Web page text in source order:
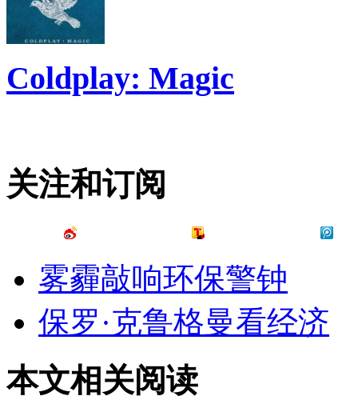
Coldplay: Magic
关注和订阅
雾霾敲响环保警钟
保罗·克鲁格曼看经济
本文相关阅读